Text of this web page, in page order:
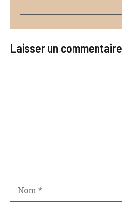
Laisser un commentaire